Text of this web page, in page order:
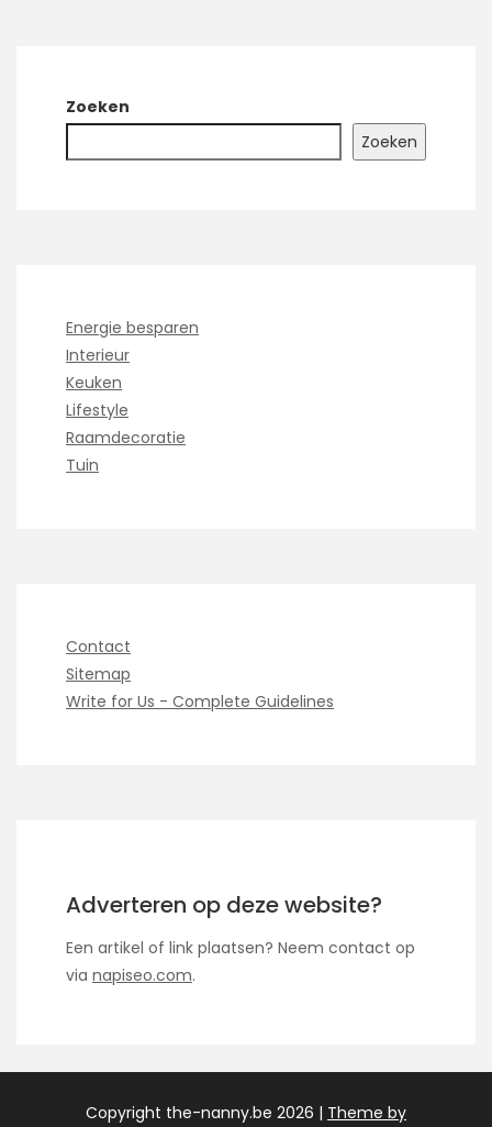
Zoeken
Zoeken
Energie besparen
Interieur
Keuken
Lifestyle
Raamdecoratie
Tuin
Contact
Sitemap
Write for Us - Complete Guidelines
Adverteren op deze website?
Een artikel of link plaatsen? Neem contact op
via napiseo.com.
Copyright the-nanny.be 2026 | Theme by